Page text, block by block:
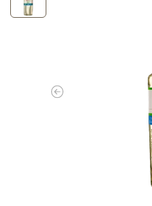
Previous